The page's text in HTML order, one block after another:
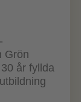
Grön
år fyllda